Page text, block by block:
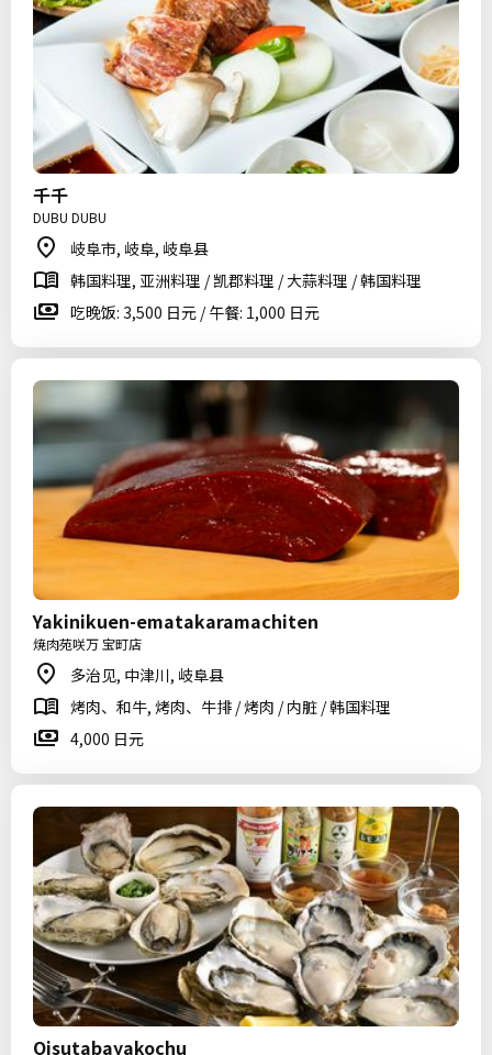
千千
DUBU DUBU
岐阜市, 岐阜, 岐阜县
韩国料理, 亚洲料理 / 凯郡料理 / 大蒜料理 / 韩国料理
吃晚饭: 3,500 日元 / 午餐: 1,000 日元
Yakinikuen-ematakaramachiten
焼肉苑咲万 宝町店
多治见, 中津川, 岐阜县
烤肉、和牛, 烤肉、牛排 / 烤肉 / 内脏 / 韩国料理
4,000 日元
Oisutabayakochu